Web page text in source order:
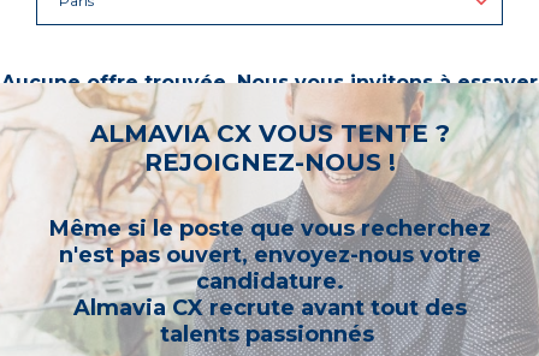
Aucune offre trouvée. Nous vous invitons à essayer
d’autres mots-clés ou à sélectionner un « métier ».
ALMAVIA CX VOUS TENTE ?
REJOIGNEZ-NOUS !
Même si le poste que vous recherchez
n'est pas ouvert, envoyez-nous votre
candidature.
Almavia CX recrute avant tout des
talents passionnés